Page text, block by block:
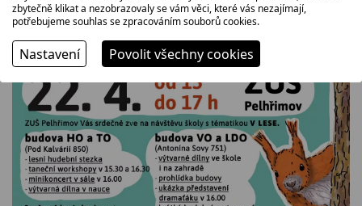
zbytečně klikat a nezobrazovaly se vám věci, které vás nezajímají,
potřebujeme souhlas se zpracováním souborů cookies.
Nastavení Povolit všechny cookies